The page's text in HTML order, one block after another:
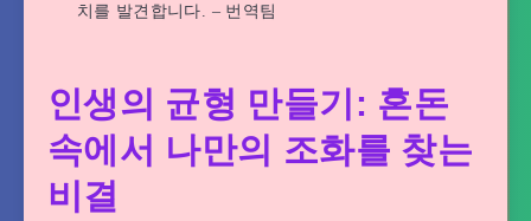
치를 발견합니다. – 번역팀
인생의 균형 만들기: 혼돈
속에서 나만의 조화를 찾는
비결